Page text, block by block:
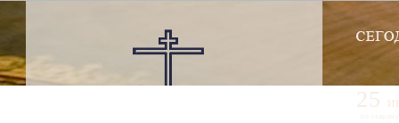
25
по